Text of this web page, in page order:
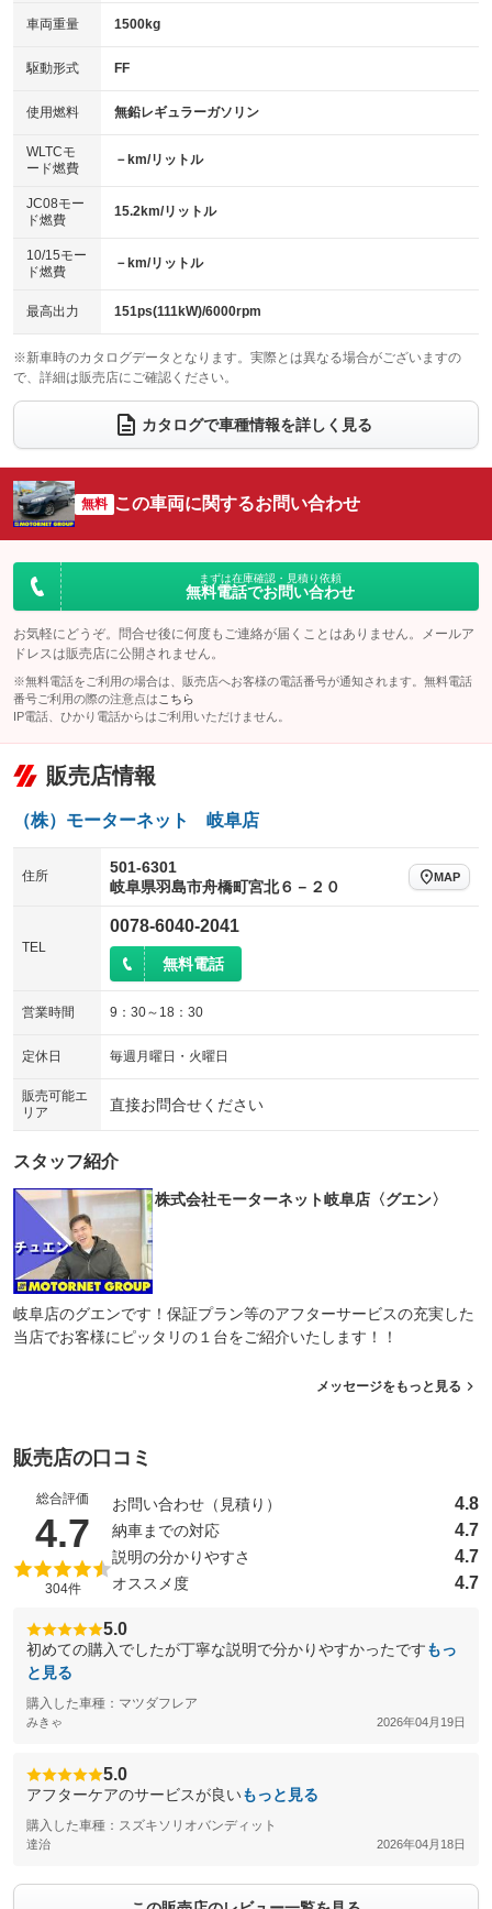
アイドリングストップ
：装備あり
USB入力端子
：装備なし
100V電源
：装備なし
センターデフロック
：装備なし
電動格納ミラー
：装備あり
HID(キセノンライト)
バックカメラ
エアロ
：装備なし
ローダウン
：装備なし
ベンチシート
：装備なし
チップアップシート
：装備なし
電動格納サードシート
：装備なし シートヒーター
：装備なし
ウォークスルー
電動リアゲート フロントカメラ
：装備なし
シートエアコン
：装備なし 全周囲カメラ
：装備なし
サイドカメラ
：装備なし ルーフレール
：装備なし
エアサスペンション ヘッドライトウォッシャー
車両重量 1500kg
駆動形式 FF
使用燃料 無鉛レギュラーガソリン
WLTCモ
ード燃費
－km/リットル
JC08モー
ド燃費
15.2km/リットル
10/15モー
ド燃費
－km/リットル
最高出力 151ps(111kW)/6000rpm
※新車時のカタログデータとなります。実際とは異なる場合がございますの
で、詳細は販売店にご確認ください。
カタログで車種情報を詳しく見る
無料 この車両に関するお問い合わせ
まずは在庫確認・見積り依頼
無料電話でお問い合わせ
お気軽にどうぞ。問合せ後に何度もご連絡が届くことはありません。メールア
ドレスは販売店に公開されません。
※無料電話をご利用の場合は、販売店へお客様の電話番号が通知されます。無料電話
番号ご利用の際の注意点は こちら
IP電話、ひかり電話からはご利用いただけません。
販売店情報
（株）モーターネット 岐阜店
住所
501-6301
岐阜県羽島市舟橋町宮北６－２０
MAP
TEL
0078-6040-2041
無料電話
営業時間 9：30～18：30
定休日 毎週月曜日・火曜日
販売可能エ
リア
直接お問合せください
スタッフ紹介
株式会社モーターネット岐阜店〈グエン〉
岐阜店のグエンです！保証プラン等のアフターサービスの充実した
当店でお客様にピッタリの１台をご紹介いたします！！
メッセージをもっと見る
販売店の口コミ
総合評価
4.7 （5点満点中）
304件
お問い合わせ（見積り） 4.8
納車までの対応 4.7
説明の分かりやすさ 4.7
オススメ度 4.7
5.0
初めての購入でしたが丁寧な説明で分かりやすかったですもっ
と見る
購入した車種：マツダフレア
みきゃ 2026年04月19日
5.0
アフターケアのサービスが良いもっと見る
購入した車種：スズキソリオバンディット
達治 2026年04月18日